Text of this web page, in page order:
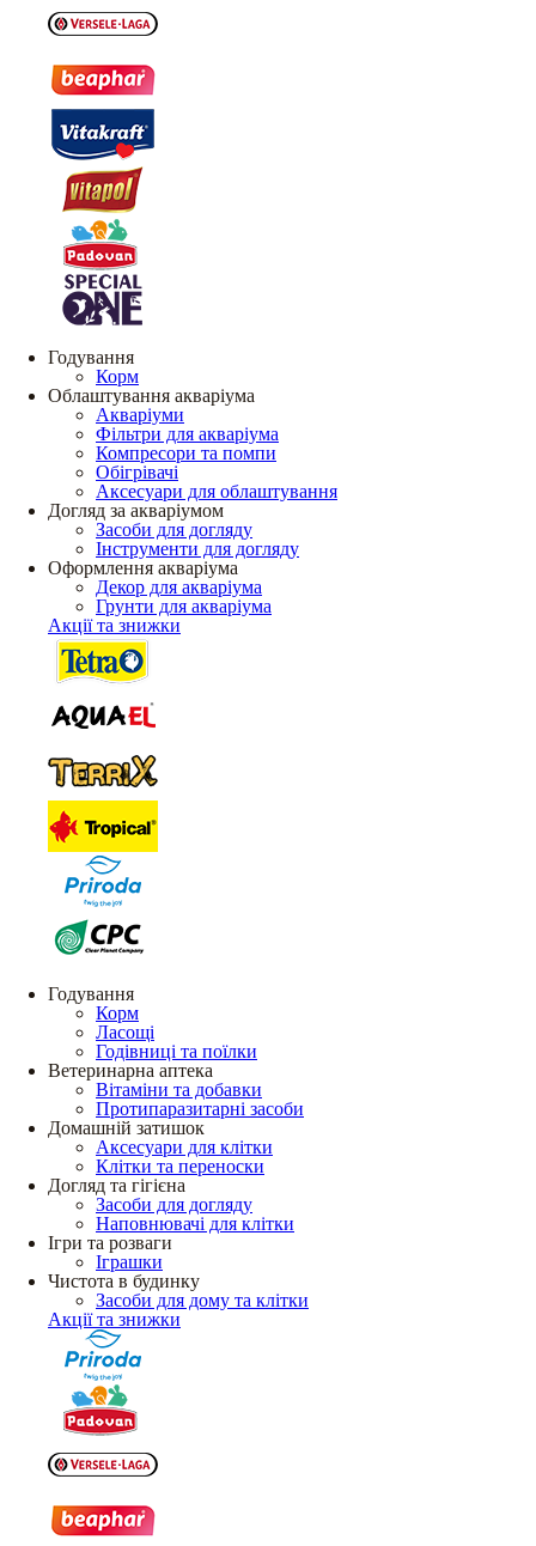
Годування
Корм
Облаштування акваріума
Акваріуми
Фільтри для акваріума
Компресори та помпи
Обігрівачі
Аксесуари для облаштування
Догляд за акваріумом
Засоби для догляду
Інструменти для догляду
Оформлення акваріума
Декор для акваріума
Грунти для акваріума
Акції та знижки
Годування
Корм
Ласощі
Годівниці та поїлки
Ветеринарна аптека
Вітаміни та добавки
Протипаразитарні засоби
Домашній затишок
Аксесуари для клітки
Клітки та переноски
Догляд та гігієна
Засоби для догляду
Наповнювачі для клітки
Ігри та розваги
Іграшки
Чистота в будинку
Засоби для дому та клітки
Акції та знижки